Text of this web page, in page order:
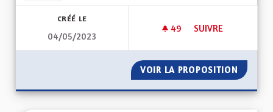
CRÉÉ LE
04/05/2023
49 49 ABONNÉS
SUIVRE
VOIR LA PROPOSITION VIREZ